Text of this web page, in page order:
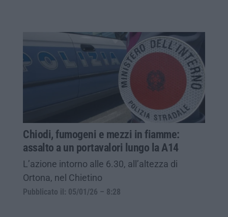
Chiodi, fumogeni e mezzi in fiamme:
assalto a un portavalori lungo la A14
L’azione intorno alle 6.30, all’altezza di
Ortona, nel Chietino
Pubblicato il: 05/01/26 – 8:28